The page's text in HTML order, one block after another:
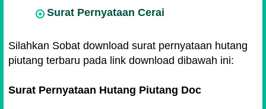
Surat Pernyataan Cerai
Silahkan Sobat download surat pernyataan hutang
piutang terbaru pada link download dibawah ini:
Surat Pernyataan Hutang Piutang Doc